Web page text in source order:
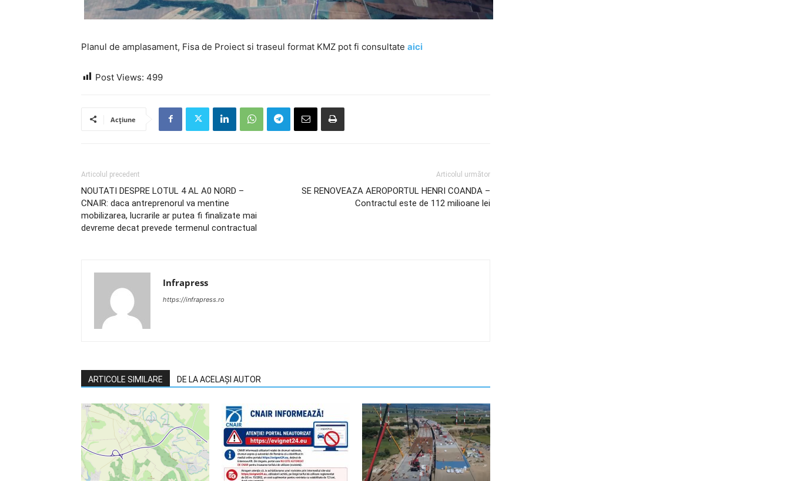
Planul de amplasament, Fisa de Proiect si traseul format KMZ pot fi consultate aici
Post Views: 499
Acțiune
Articolul precedent
NOUTATI DESPRE LOTUL 4 AL A0 NORD –
CNAIR: daca antreprenorul va mentine
mobilizarea, lucrarile ar putea fi finalizate mai
devreme decat prevede termenul contractual
Articolul următor
SE RENOVEAZA AEROPORTUL HENRI COANDA –
Contractul este de 112 milioane lei
Infrapress
https://infrapress.ro
ARTICOLE SIMILARE DE LA ACELAȘI AUTOR